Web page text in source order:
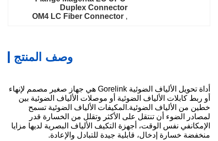
Duplex Connector
,
OM4 LC Fiber Connector
وصف المنتج
أداة تحويل الألياف الضوئية Gorelink هي جهاز صغير مصمم لإنهاء
أو ربط كابلات الألياف الضوئية أو موصلات الألياف الضوئية بين
خطين من الألياف الضوئية.المكيفات الألياف الضوئية تسمح
لمصادر الضوء أن تنتقل على الأكثر وتقلل من الخسارة قدر
الإمكانفي نفس الوقت، أجهزة التكيف الألياف البصرية لديها مزايا
منخفضة خسارة إدخال، قابلية جيدة للتبادل والإعادة.